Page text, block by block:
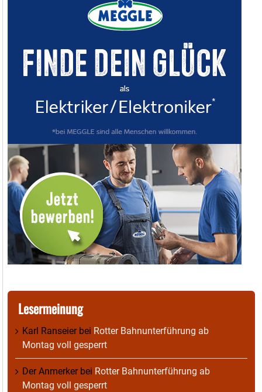
Lesermeinung
Karl Ranseierbei Rotter Bahnunterführung ab
Montag voll gesperrt
Der Anmerkerbei Rotter Bahnunterführung ab
Montag voll gesperrt